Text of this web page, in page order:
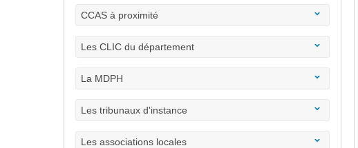
CCAS à proximité
Les CLIC du département
La MDPH
Les tribunaux d'instance
Les associations locales